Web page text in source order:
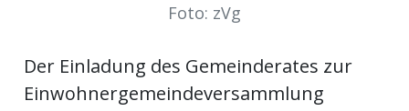
Foto: zVg
Der Einladung des Gemeinderates zur
Einwohnergemeindeversammlung